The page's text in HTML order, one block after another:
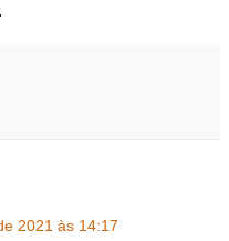
.
2021 às 14:17